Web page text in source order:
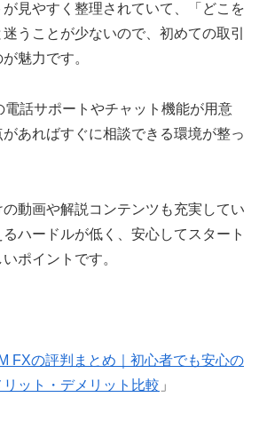
見やすく整理されていて、「どこを
うことが少ないので、初めての取引
魅力です。
電話サポートやチャット機能が用意
あればすぐに相談できる環境が整っ
動画や解説コンテンツも充実してい
ハードルが低く、安心してスタート
ポイントです。
FXの評判まとめ｜初心者でも安心の
ット・デメリット比較 」